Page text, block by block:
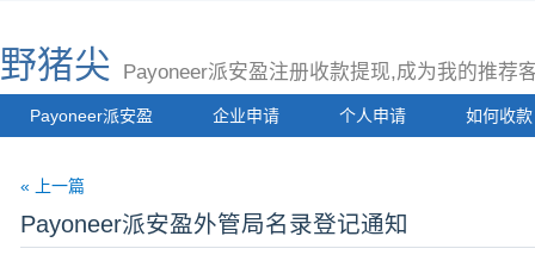
野猪尖 Payoneer派安盈注册收款提现,成为我的推荐
Payoneer派安盈 企业申请 个人申请 如何收款
« 上一篇
Payoneer派安盈外管局名录登记通知